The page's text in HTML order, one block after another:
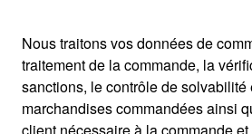
Nous traitons vos données de
traitement de la commande, la
sanctions, le contrôle de
marchandises commandées ainsi
client nécessaire à la commande